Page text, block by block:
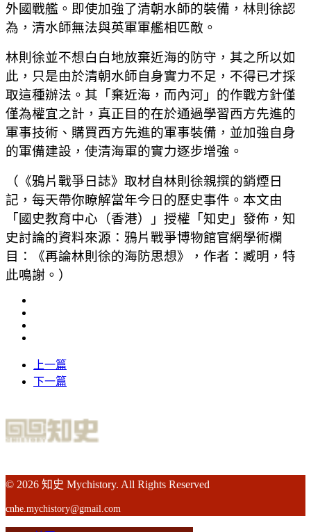
外國戰艦。即使加強了清朝水師的裝備，林則徐認
為，清水師無法與英軍軍艦相匹敵。
林則徐並不想白白地放棄近海的防守，其之所以如
此，只是由於清朝水師自身實力不足，不得已才採
取這種辦法。其「棄近海，而內河」的作戰方針僅
僅為權宜之計，真正目的在於通過學習西方先進的
軍事技術、購買西方先進的軍事裝備，並加強自身
的軍備建設，使清海軍的實力逐步增強。
（《鴉片戰爭日誌》取材自林則徐親撰的銷煙日
記，每天帶你瞭解當年今日的歷史事件。本文由
「國史教育中心（香港）」授權「知史」發佈，知
史討論的資料來源：鴉片戰爭博物館官網學術欄
目：《再論林則徐的海防思想》，作者：臧明，特
此鳴謝。）
上一篇
下一篇
© 2026 知史 Mychistory. All Rights Reserved
cnhe.mychistory@gmail.com